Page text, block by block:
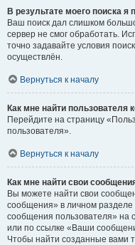
В результате моего поиска
Ваш поиск дал слишком
сервер не смог обработать.
точно задавайте условия
осуществлён.
Вернуться к началу
Как мне найти пользователя
Перейдите на страницу
пользователя».
Вернуться к началу
Как мне найти свои
Вы можете найти свои
сообщения» в личном разделе
сообщения пользователя» на
или по ссылке «Ваши
Чтобы найти созданные вами